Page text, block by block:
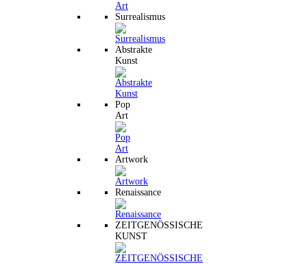
Surrealismus
Abstrakte
Kunst
Pop
Art
Artwork
Renaissance
ZEITGENÖSSISCHE
KUNST